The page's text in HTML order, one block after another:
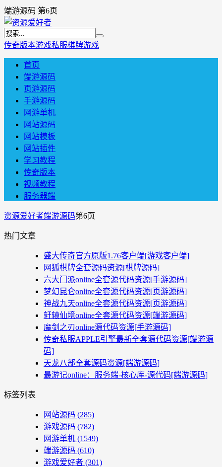
端游源码 第6页
传奇版本游戏私服棋牌游戏
首页
端游源码
页游源码
手游源码
网游单机
网站源码
网站模板
网站插件
学习教程
传奇版本
视频教程
服务器端
资源爱好者端游源码第6页
热门文章
盛大传奇官方原版1.76客户端[游戏客户端]
网狐棋牌全套源码资源[棋牌源码]
六大门派online全套源代码资源[手游源码]
梦幻昆仑online全套源代码资源[页游源码]
神战九天online全套源代码资源[页游源码]
轩辕仙境online全套源代码资源[端游源码]
魔剑之刃online源代码资源[手游源码]
传奇私服APPLE引擎最新全套源代码资源[端游源
码]
天龙八部全套源码资源[端游源码]
最游记online：服务端-核心库-源代码[端游源码]
标签列表
网站源码 (285)
游戏源码 (782)
网游单机 (1549)
端游源码 (610)
游戏爱好者 (301)